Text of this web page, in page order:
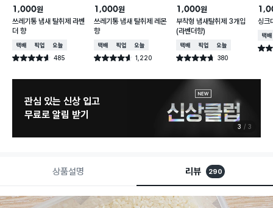
1,000원
쓰레기통 냄새 탈취제 라벤
더 향
택배배송매장픽업오늘배송
별점 4.6점 485
건 작성
1,000원
쓰레기통 냄새 탈취제 레몬
향
택배배송매장픽업오늘배송
별점 4.6점 1,220
건 작성
1,000원
부착형 냄새탈취제 3개입
(라벤더향)
택배배송매장픽업오늘배송
별점 4.7점 380
건 작성
싱크
택배
별점
관심 있는 신상 입고
무료로 알림 받기
3 3
상품설명 리뷰 290